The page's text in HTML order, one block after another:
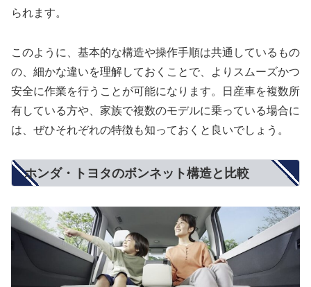
られます。
このように、基本的な構造や操作手順は共通しているもの
の、細かな違いを理解しておくことで、よりスムーズかつ
安全に作業を行うことが可能になります。日産車を複数所
有している方や、家族で複数のモデルに乗っている場合に
は、ぜひそれぞれの特徴も知っておくと良いでしょう。
ホンダ・トヨタのボンネット構造と比較